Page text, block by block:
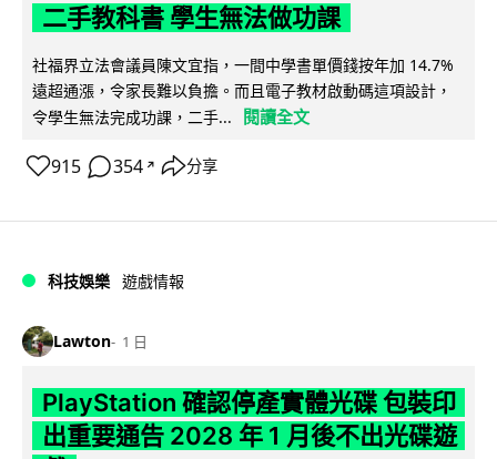
二手教科書 學生無法做功課
社福界立法會議員陳文宜指，一間中學書單價錢按年加 14.7%
遠超通漲，令家長難以負擔。而且電子教材啟動碼這項設計，
令學生無法完成功課，二手...
閱讀全文
915 354 ↗ 分享
科技娛樂 遊戲情報
Lawton 1 日
PlayStation 確認停產實體光碟 包裝印
出重要通告 2028 年 1 月後不出光碟遊